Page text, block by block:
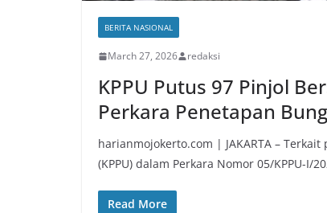
BERITA NASIONAL
March 27, 2026 redaksi
KPPU Putus 97 Pinjol
Perkara Penetapan
harianmojokerto.com | JAKARTA –
(KPPU) dalam Perkara Nomor 05/KPPU-I/
Read More